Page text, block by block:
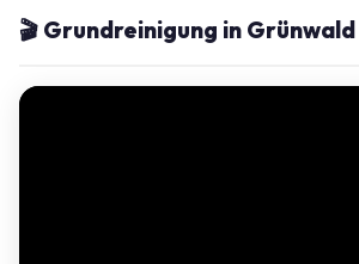
🎬 Grundreinigung in